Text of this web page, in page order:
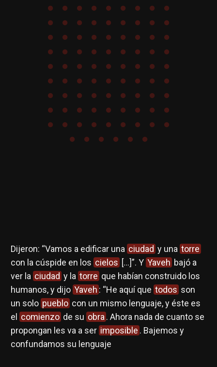
Dijeron: “Vamos a edificar una ciudad y una torre
con la cúspide en los cielos [...]”. Y Yaveh bajó a
ver la ciudad y la torre que habían construido los
humanos, y dijo Yaveh : “He aquí que todos son
un solo pueblo con un mismo lenguaje, y éste es
el
comienzo de su obra. Ahora nada de cuanto se
propongan les va a ser imposible . Bajemos y
confundamos su lenguaje